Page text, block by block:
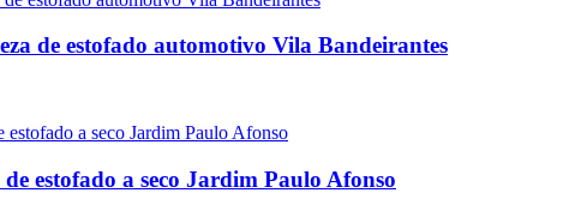
de estofado automotivo Vila Bandeirantes
estofado a seco Jardim Paulo Afonso